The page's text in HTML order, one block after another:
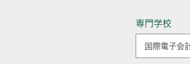
専門学校
国際電子